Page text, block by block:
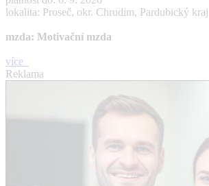
lokalita: Proseč, okr. Chrudim, Pardubický kraj
mzda: Motivační mzda
více
Reklama